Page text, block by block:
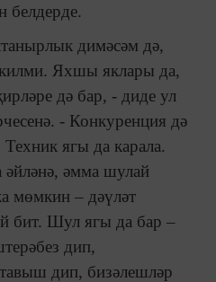
белдерде.
димәсәм дә,
Яхшы яклары да,
дә бар, - диде ул
- Конкуренция дә
ягы да карала.
әйләнә, әмма шулай
мөмкин – дәүләт
бит. Шул ягы да бар –
дип,
дип, бизәлешләр